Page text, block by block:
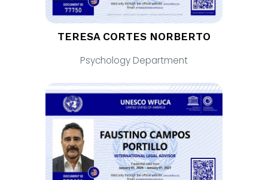
TERESA CORTES NORBERTO
Psychology Department